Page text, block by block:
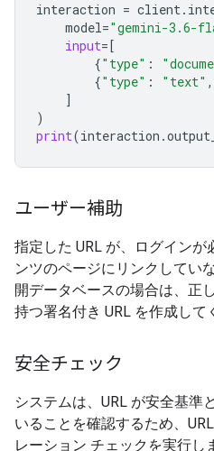
interaction = client.
model="gemini-3.6-
input=[
{"type" :
{"type" : "text" ,
]
)
print(interaction .
ユーザー補助
指定した URL が、ログイン
ンツのページにリンクしてい
開データベースの場合は、正
持つ署名付き URL を作成して
安全チェック
システムは、URL が安全基準
いることを確認するため、
レーション チェックを実行し